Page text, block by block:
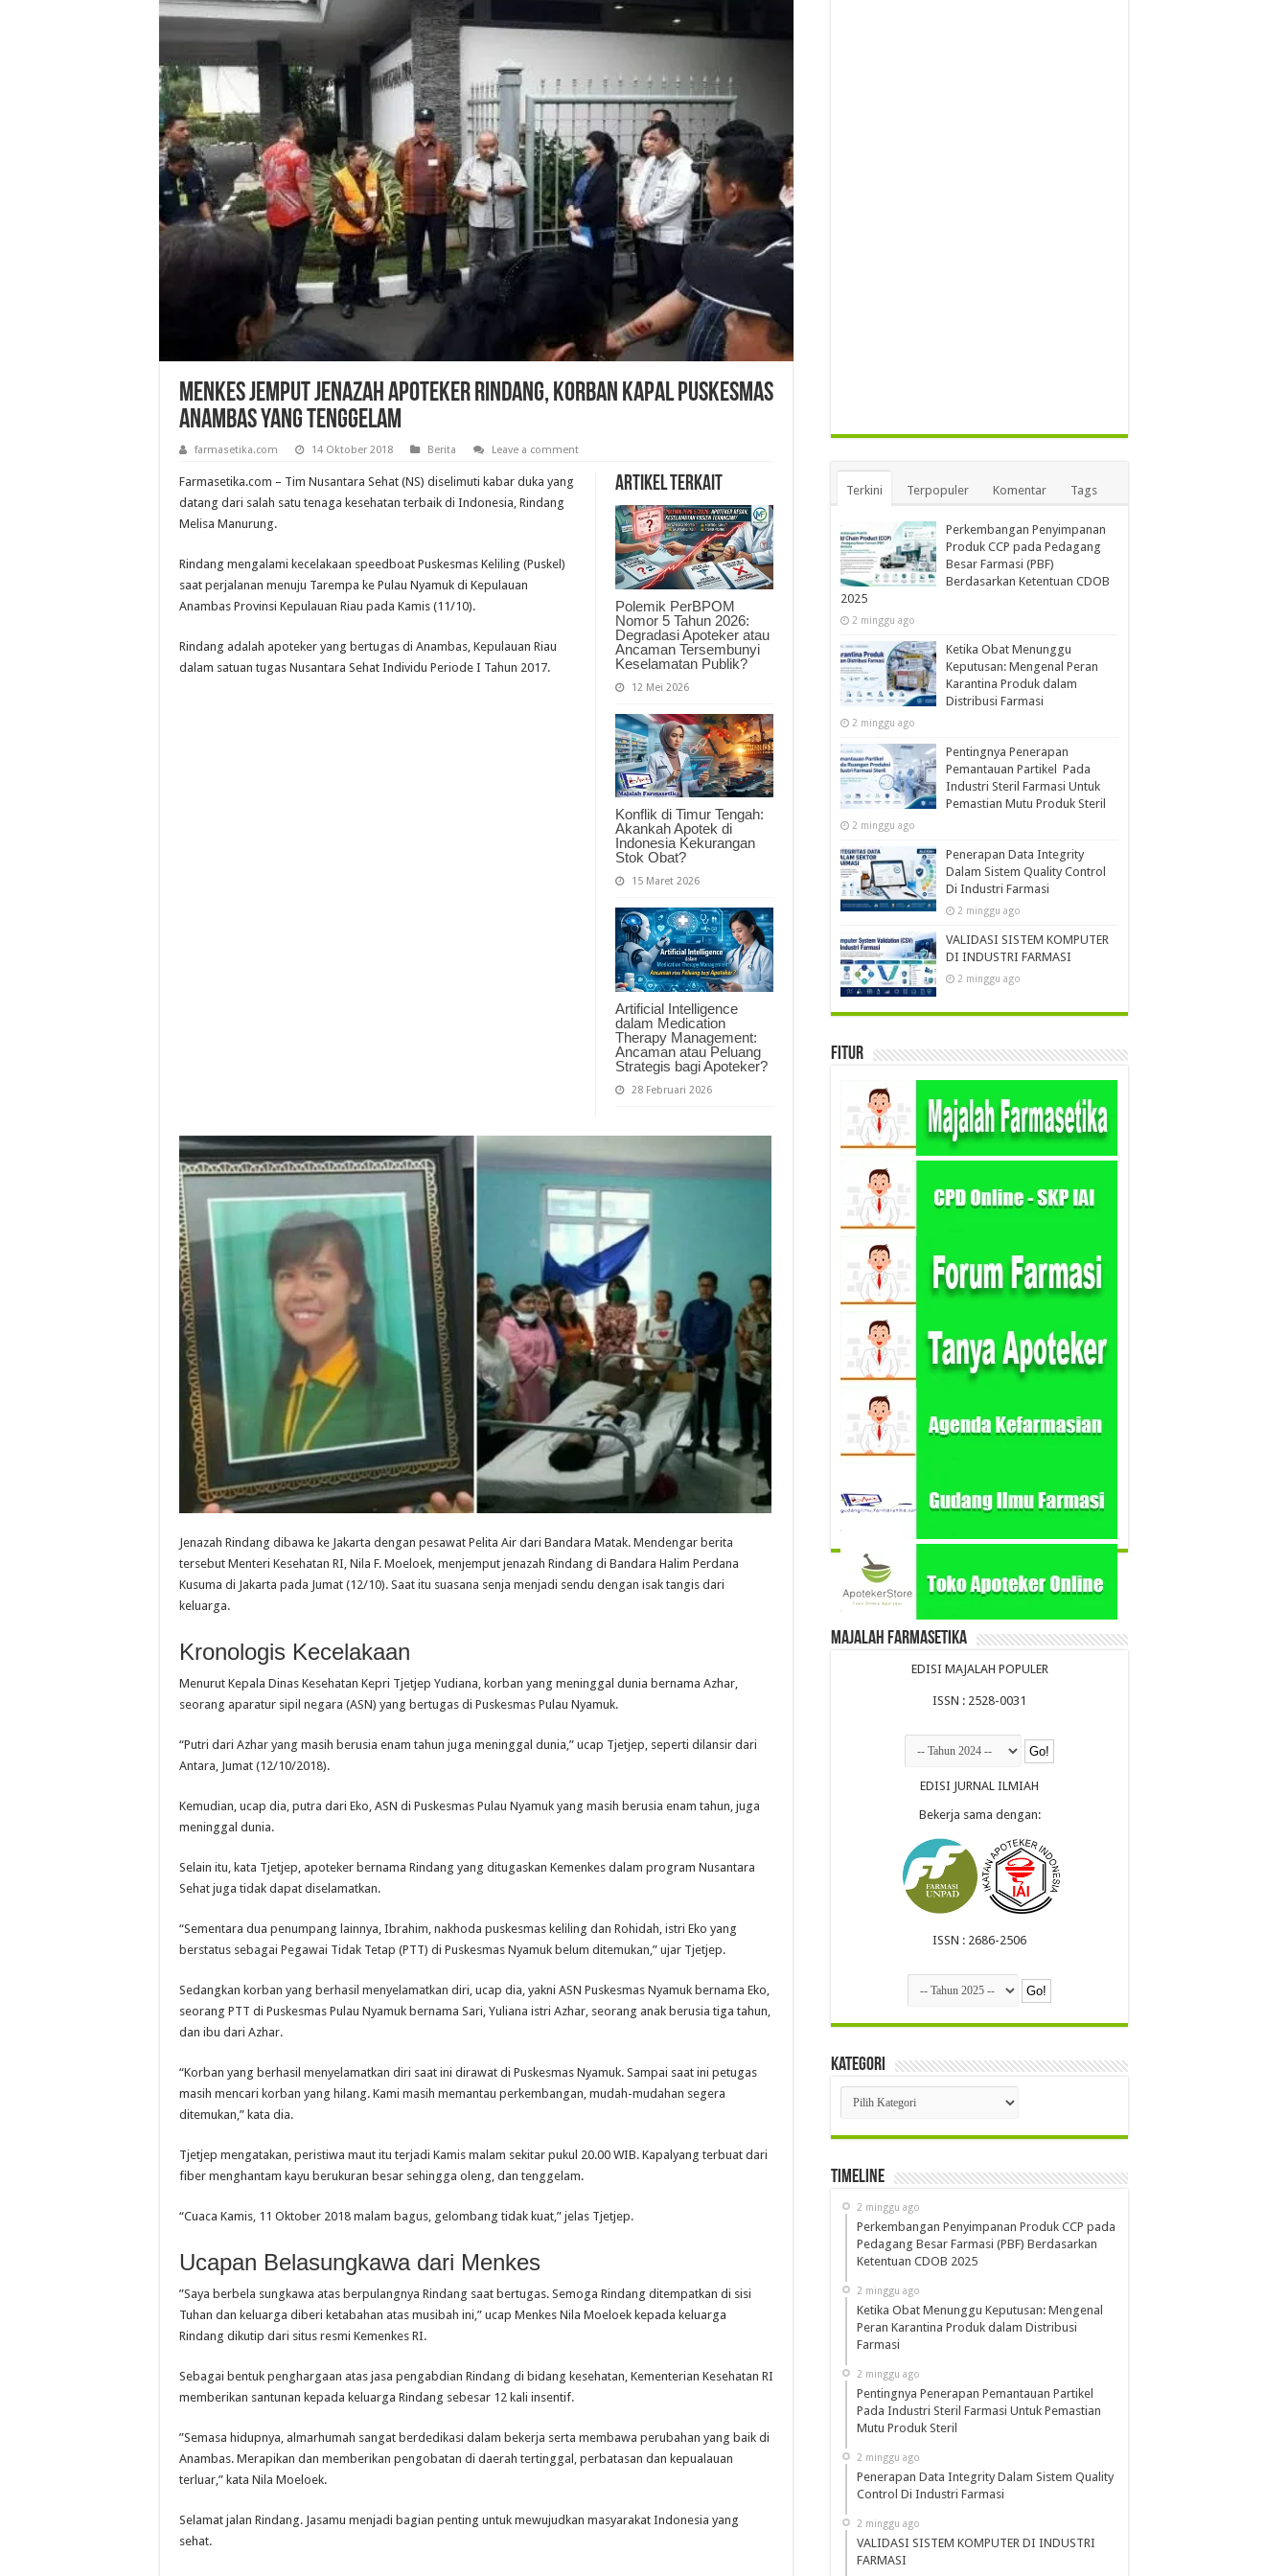
Menkes Jemput Jenazah Apoteker Rindang, Korban Kapal Puskesmas
Anambas yang Tenggelam
farmasetika.com 14 Oktober 2018 Berita Leave a comment
Artikel Terkait
Polemik PerBPOM
Nomor 5 Tahun 2026:
Degradasi Apoteker atau
Ancaman Tersembunyi
Keselamatan Publik?
12 Mei 2026
Konflik di Timur Tengah:
Akankah Apotek di
Indonesia Kekurangan
Stok Obat?
15 Maret 2026
Artificial Intelligence
dalam Medication
Therapy Management:
Ancaman atau Peluang
Strategis bagi Apoteker?
28 Februari 2026
Farmasetika.com – Tim Nusantara Sehat (NS) diselimuti kabar duka yang
datang dari salah satu tenaga kesehatan terbaik di Indonesia, Rindang
Melisa Manurung.
Rindang mengalami kecelakaan speedboat Puskesmas Keliling (Puskel)
saat perjalanan menuju Tarempa ke Pulau Nyamuk di Kepulauan
Anambas Provinsi Kepulauan Riau pada Kamis (11/10).
Rindang adalah apoteker yang bertugas di Anambas, Kepulauan Riau
dalam satuan tugas Nusantara Sehat Individu Periode I Tahun 2017.
Jenazah Rindang dibawa ke Jakarta dengan pesawat Pelita Air dari Bandara Matak. Mendengar berita
tersebut Menteri Kesehatan RI, Nila F. Moeloek, menjemput jenazah Rindang di Bandara Halim Perdana
Kusuma di Jakarta pada Jumat (12/10). Saat itu suasana senja menjadi sendu dengan isak tangis dari
keluarga.
Kronologis Kecelakaan
Menurut Kepala Dinas Kesehatan Kepri Tjetjep Yudiana, korban yang meninggal dunia bernama Azhar,
seorang aparatur sipil negara (ASN) yang bertugas di Puskesmas Pulau Nyamuk.
“Putri dari Azhar yang masih berusia enam tahun juga meninggal dunia,” ucap Tjetjep, seperti dilansir dari
Antara, Jumat (12/10/2018).
Kemudian, ucap dia, putra dari Eko, ASN di Puskesmas Pulau Nyamuk yang masih berusia enam tahun, juga
meninggal dunia.
Selain itu, kata Tjetjep, apoteker bernama Rindang yang ditugaskan Kemenkes dalam program Nusantara
Sehat juga tidak dapat diselamatkan.
“Sementara dua penumpang lainnya, Ibrahim, nakhoda puskesmas keliling dan Rohidah, istri Eko yang
berstatus sebagai Pegawai Tidak Tetap (PTT) di Puskesmas Nyamuk belum ditemukan,” ujar Tjetjep.
Sedangkan korban yang berhasil menyelamatkan diri, ucap dia, yakni ASN Puskesmas Nyamuk bernama Eko,
seorang PTT di Puskesmas Pulau Nyamuk bernama Sari, Yuliana istri Azhar, seorang anak berusia tiga tahun,
dan ibu dari Azhar.
“Korban yang berhasil menyelamatkan diri saat ini dirawat di Puskesmas Nyamuk. Sampai saat ini petugas
masih mencari korban yang hilang. Kami masih memantau perkembangan, mudah-mudahan segera
ditemukan,” kata dia.
Tjetjep mengatakan, peristiwa maut itu terjadi Kamis malam sekitar pukul 20.00 WIB. Kapalyang terbuat dari
fiber menghantam kayu berukuran besar sehingga oleng, dan tenggelam.
“Cuaca Kamis, 11 Oktober 2018 malam bagus, gelombang tidak kuat,” jelas Tjetjep.
Ucapan Belasungkawa dari Menkes
”Saya berbela sungkawa atas berpulangnya Rindang saat bertugas. Semoga Rindang ditempatkan di sisi
Tuhan dan keluarga diberi ketabahan atas musibah ini,” ucap Menkes Nila Moeloek kepada keluarga
Rindang dikutip dari situs resmi Kemenkes RI.
Sebagai bentuk penghargaan atas jasa pengabdian Rindang di bidang kesehatan, Kementerian Kesehatan RI
memberikan santunan kepada keluarga Rindang sebesar 12 kali insentif.
”Semasa hidupnya, almarhumah sangat berdedikasi dalam bekerja serta membawa perubahan yang baik di
Anambas. Merapikan dan memberikan pengobatan di daerah tertinggal, perbatasan dan kepualauan
terluar,” kata Nila Moeloek.
Selamat jalan Rindang. Jasamu menjadi bagian penting untuk mewujudkan masyarakat Indonesia yang
sehat.
Terkini Terpopuler Komentar Tags
Perkembangan Penyimpanan
Produk CCP pada Pedagang
Besar Farmasi (PBF)
Berdasarkan Ketentuan CDOB
2025
2 minggu ago
Ketika Obat Menunggu
Keputusan: Mengenal Peran
Karantina Produk dalam
Distribusi Farmasi
2 minggu ago
Pentingnya Penerapan
Pemantauan Partikel Pada
Industri Steril Farmasi Untuk
Pemastian Mutu Produk Steril
2 minggu ago
Penerapan Data Integrity
Dalam Sistem Quality Control
Di Industri Farmasi
2 minggu ago
VALIDASI SISTEM KOMPUTER
DI INDUSTRI FARMASI
2 minggu ago
Fitur
Majalah Farmasetika
EDISI MAJALAH POPULER
ISSN : 2528-0031
EDISI JURNAL ILMIAH
Bekerja sama dengan:
ISSN : 2686-2506
Kategori
Kategori
Timeline
2 minggu ago
Perkembangan Penyimpanan Produk CCP pada
Pedagang Besar Farmasi (PBF) Berdasarkan
Ketentuan CDOB 2025
2 minggu ago
Ketika Obat Menunggu Keputusan: Mengenal
Peran Karantina Produk dalam Distribusi
Farmasi
2 minggu ago
Pentingnya Penerapan Pemantauan Partikel
Pada Industri Steril Farmasi Untuk Pemastian
Mutu Produk Steril
2 minggu ago
Penerapan Data Integrity Dalam Sistem Quality
Control Di Industri Farmasi
2 minggu ago
VALIDASI SISTEM KOMPUTER DI INDUSTRI
FARMASI